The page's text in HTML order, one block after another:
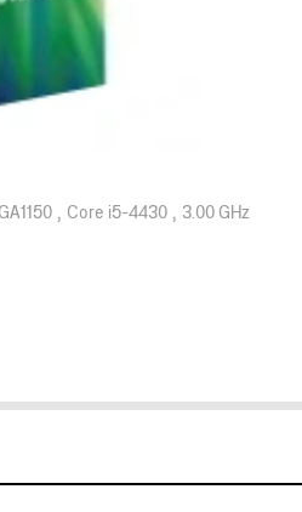
Core i5-4430 3.00 GHz